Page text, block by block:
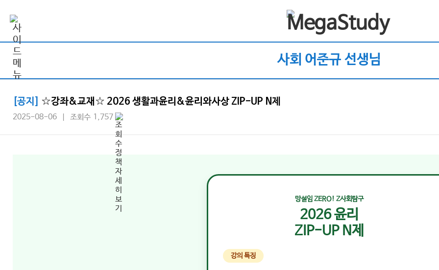
사회 어준규 선생님
[공지] ☆강좌&교재☆ 2026 생활과윤리&윤리와사상 ZIP-UP N제
2025-08-06 | 조회수 1,757
망설임 ZERO! Z사회탐구
2026 윤리
ZIP-UP N제
강의 특징